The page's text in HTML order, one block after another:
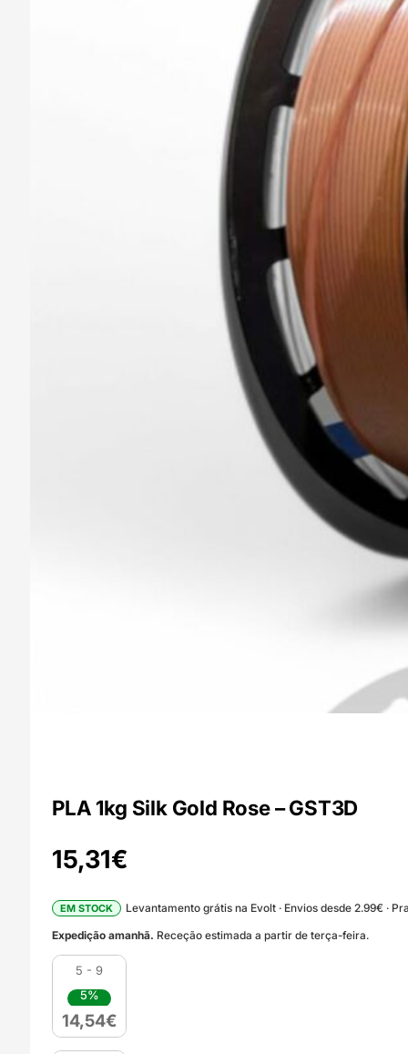
PLA 1kg Silk Gold Rose – GST3D
15,31€
EM STOCK
Levantamento grátis na Evolt · Envios desde 2.99€ ·
Expedição amanhã. Receção estimada a partir de terça-feira.
5 - 9
5%
14,54€